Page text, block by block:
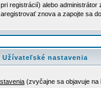
registrácií) alebo
znova a zapojte sa
Užívateľské nastavenia
(zvyčajne sa objavuje na